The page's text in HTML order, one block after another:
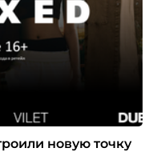
новую точку